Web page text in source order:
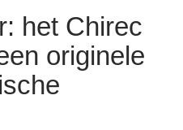
het Chirec
originele